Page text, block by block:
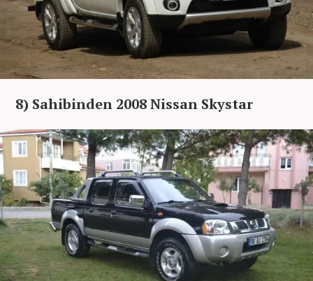
8) Sahibinden 2008 Nissan Skystar